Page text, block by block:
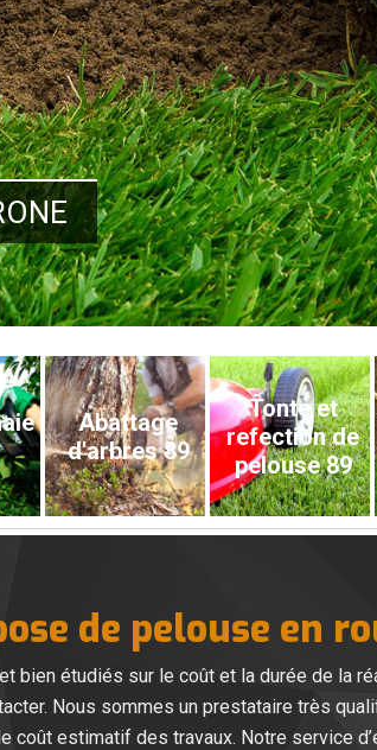
Abattage
d'arbres 89
Tonte et
refection de
pelouse 89
de pelouse en
bien étudiés sur le coût et la durée de la
Nous sommes un prestataire très
coût estimatif des travaux. Notre service